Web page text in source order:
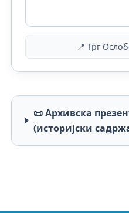
📍 Трг
📜 Архивска
(историјски